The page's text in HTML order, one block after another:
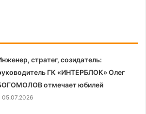
стратег, созидатель:
ГК «ИНТЕРБЛОК» Олег
отмечает юбилей
05.07.2026